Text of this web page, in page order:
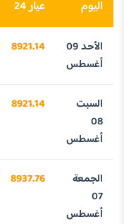
اليوم عيار 24
الأحد 09
أغسطس
8921.14
السبت
08
أغسطس
8921.14
الجمعة
07
أغسطس
8937.76